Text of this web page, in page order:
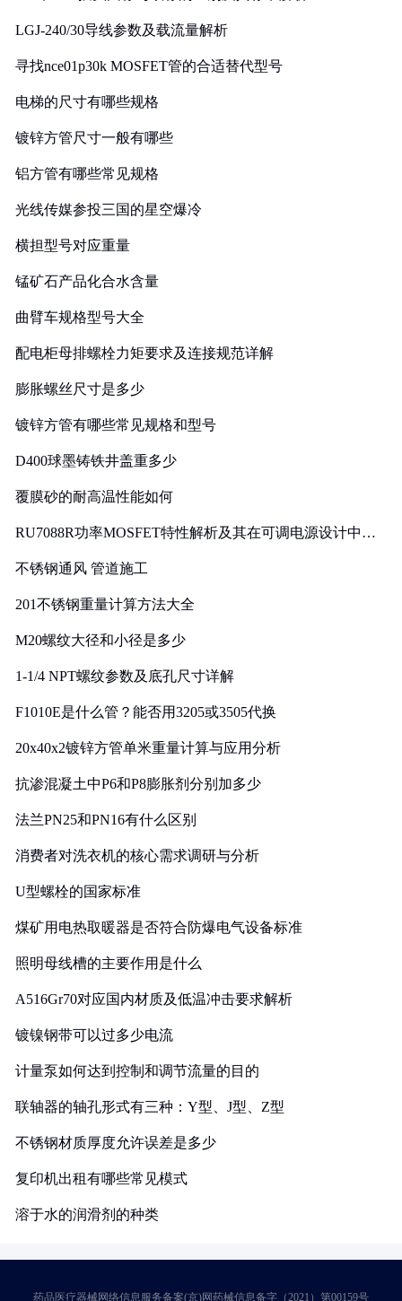
LGJ-240/30导线参数及载流量解析
寻找nce01p30k MOSFET管的合适替代型号
电梯的尺寸有哪些规格
镀锌方管尺寸一般有哪些
铝方管有哪些常见规格
光线传媒参投三国的星空爆冷
横担型号对应重量
锰矿石产品化合水含量
曲臂车规格型号大全
配电柜母排螺栓力矩要求及连接规范详解
膨胀螺丝尺寸是多少
镀锌方管有哪些常见规格和型号
D400球墨铸铁井盖重多少
覆膜砂的耐高温性能如何
RU7088R功率MOSFET特性解析及其在可调电源设计中的
不锈钢通风 管道施工
201不锈钢重量计算方法大全
M20螺纹大径和小径是多少
1-1/4 NPT螺纹参数及底孔尺寸详解
F1010E是什么管？能否用3205或3505代换
20x40x2镀锌方管单米重量计算与应用分析
抗渗混凝土中P6和P8膨胀剂分别加多少
法兰PN25和PN16有什么区别
消费者对洗衣机的核心需求调研与分析
U型螺栓的国家标准
煤矿用电热取暖器是否符合防爆电气设备标准
照明母线槽的主要作用是什么
A516Gr70对应国内材质及低温冲击要求解析
镀镍钢带可以过多少电流
计量泵如何达到控制和调节流量的目的
联轴器的轴孔形式有三种：Y型、J型、Z型
不锈钢材质厚度允许误差是多少
复印机出租有哪些常见模式
溶于水的润滑剂的种类
药品医疗器械网络信息服务备案(京)网药械信息备字（2021）第00159号